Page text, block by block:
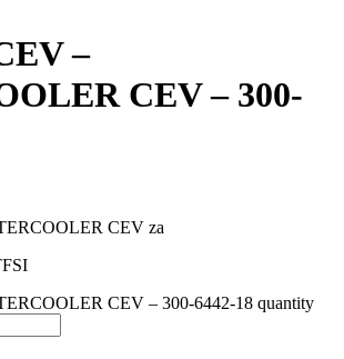
–
CEV – 300-
CEV za
CEV – 300-6442-18 quantity